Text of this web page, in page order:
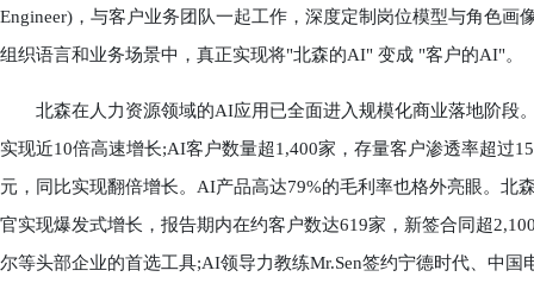
Engineer)，与客户业务团队一起工作，深度定制岗位模型与角色
组织语言和业务场景中，真正实现将"北森的AI" 变成 "客户的AI"。
北森在人力资源领域的AI应用已全面进入规模化商业落地阶段
实现近10倍高速增长;AI客户数量超1,400家，存量客户渗透率超过
元，同比实现翻倍增长。AI产品高达79%的毛利率也格外亮眼。北
官实现爆发式增长，报告期内在约客户数达619家，新签合同超
尔等头部企业的首选工具;AI领导力教练Mr.Sen签约宁德时代、中